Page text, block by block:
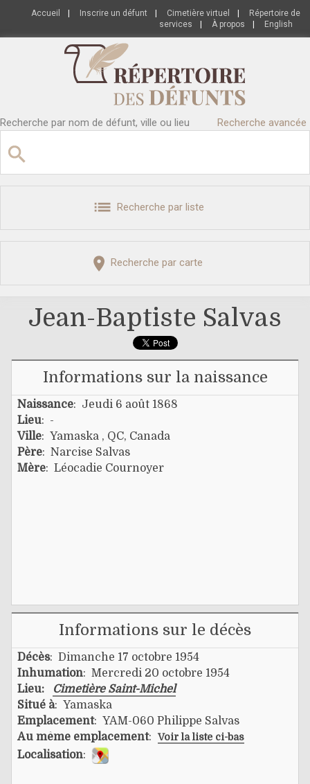
Accueil Inscrire un défunt Cimetière virtuel
Répertoire de
services
À propos English
Recherche par nom de défunt, ville ou lieu Recherche avancée
Recherche par liste
Recherche par carte
Jean-Baptiste Salvas
Informations sur la naissance
Naissance: Jeudi 6 août 1868
Lieu: -
Ville: Yamaska , QC, Canada
Père: Narcise Salvas
Mère: Léocadie Cournoyer
Informations sur le décès
Décès: Dimanche 17 octobre 1954
Inhumation: Mercredi 20 octobre 1954
Lieu:
Cimetière Saint-Michel
Situé à: Yamaska
Emplacement: YAM-060 Philippe Salvas
Au même emplacement: Voir la liste ci-bas
Localisation: